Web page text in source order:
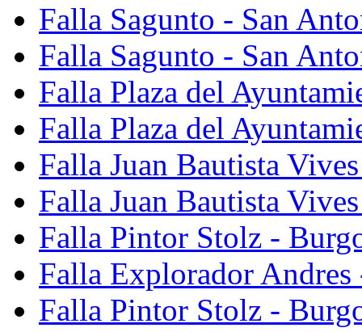
Falla Sagunto - San
Falla Sagunto - San
Falla Plaza del
Falla Plaza del
Falla Juan Bautista
Falla Juan Bautista
Falla Pintor Stolz -
Falla Explorador Andres
Falla Pintor Stolz -